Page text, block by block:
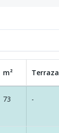
m² Terraza
73 -